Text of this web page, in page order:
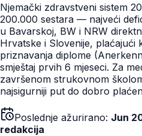
Njemački zdravstveni sistem
200.000 sestara — najveći
u Bavarskoj, BW i NRW
Hrvatske i Slovenije, plaćajući
priznavanja diplome
smještaj prvih 6 mjeseci. Za
završenom strukovnom
najsigurniji put do dobro
Poslednje ažurirano: Jun
redakcija